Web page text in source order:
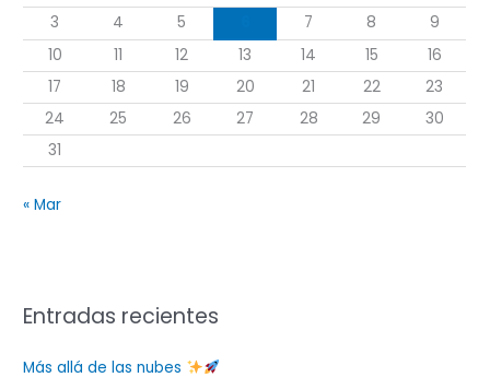
3
4 5 7 8
9
10
11 12 13 14 15
16
17
18 19 20 21 22
23
24
25 26 27 28 29
30
31
« Mar
Entradas recientes
Más allá de las nubes